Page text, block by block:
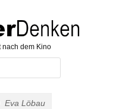
nach dem Kino
Eva Löbau